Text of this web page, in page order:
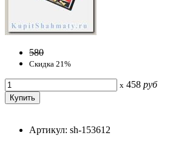
580
Скидка 21%
x 458 руб
Артикул: sh-153612